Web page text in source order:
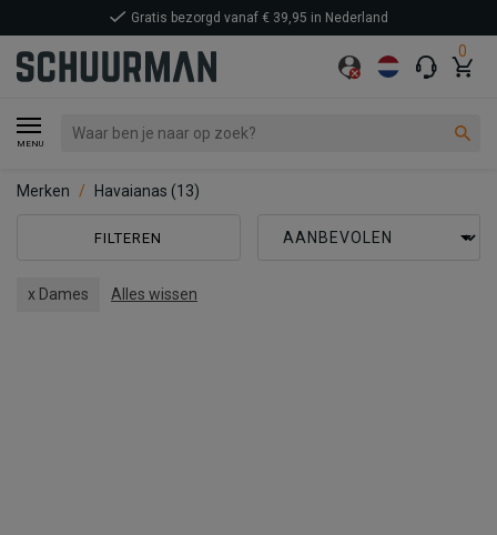
0
MENU
Gratis bezorgd vanaf € 39,95 in Nederland
Merken Havaianas (13)
FILTEREN
x Dames Alles wissen